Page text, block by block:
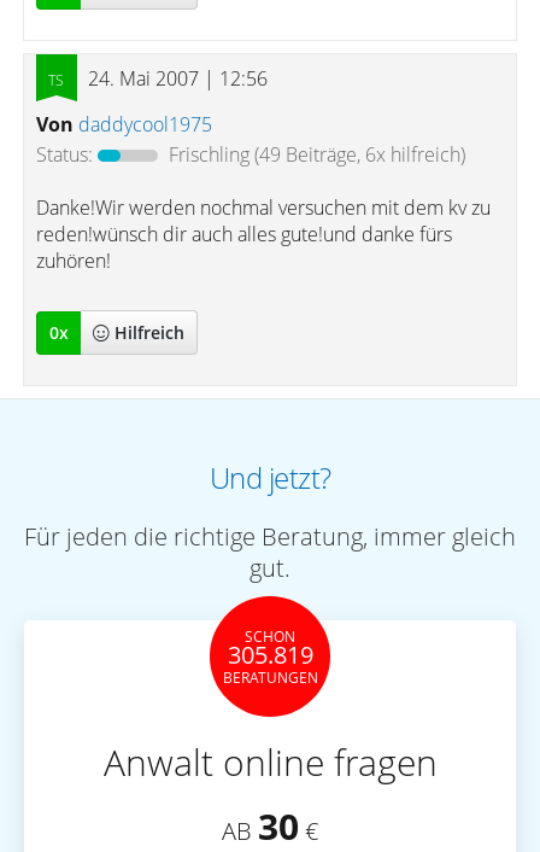
24. Mai 2007 | 12:56
Von daddycool1975
Status:
Frischling(49 Beiträge, 6x hilfreich)
Danke!Wir werden nochmal versuchen mit dem kv zu
reden!wünsch dir auch alles gute!und danke fürs
zuhören!
0x Hilfreich
Und jetzt?
Für jeden die richtige Beratung, immer gleich
gut.
SCHON
305.819
BERATUNGEN
Anwalt online fragen
AB 30 €